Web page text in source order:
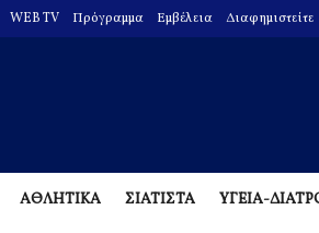
WEB TV Πρόγραμμα Εμβέλεια Διαφημιστείτε
ΑΘΛΗΤΙΚΑ ΣΙΑΤΙΣΤΑ ΥΓΕΙΑ-